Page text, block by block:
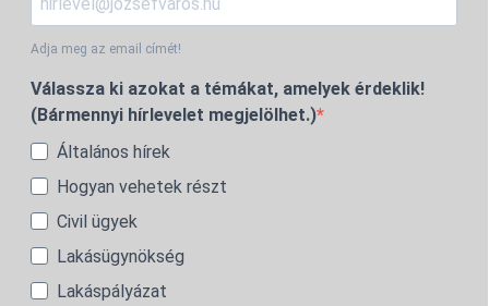
Adja meg az email címét!
Válassza ki azokat a témákat, amelyek érdeklik!
(Bármennyi hírlevelet megjelölhet.)
Általános hírek
Hogyan vehetek részt
Civil ügyek
Lakásügynökség
Lakáspályázat